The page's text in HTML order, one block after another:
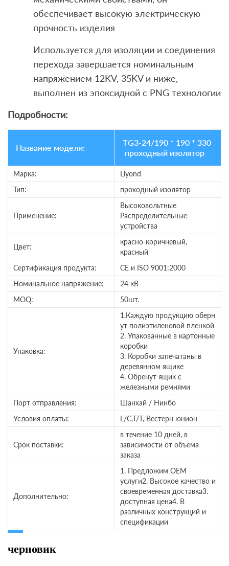
обеспечивает высокую электрическую
прочность изделия
Используется для изоляции и соединения
перехода завершается номинальным
напряжением 12KV, 35KV и ниже,
выполнен из эпоксидной с PNG технологии
Подробности:
Название модели:
TG3-24/190 * 190 * 330
проходный изолятор
Марка:
Liyond
Тип:
проходный изолятор
Применение:
Высоковольтные
Распределительные
устройства
Цвет:
красно-коричневый,
красный
Сертификация продукта:
CE и ISO 9001:2000
Номинальное напряжение:
24 кВ
MOQ:
50шт.
Упаковка:
1.Каждую продукцию оберн
ут полиэтиленовой пленкой
2. Упакованные в картонные
коробки
3. Коробки запечатаны в
деревянном ящике
4. Обренут ящик с
железными ремнями
Порт отправления:
Шанхай / Нинбо
Условия оплаты:
L/C,T/T, Вестерн юнион
Срок поставки:
в течение 10 дней, в
зависимости от объема
заказа
Дополнительно:
1. Предложим OEM
услуги2. Высокое качество и
своевременная доставка3.
доступная цена4. В
различных конструкций и
спецификации
черновик